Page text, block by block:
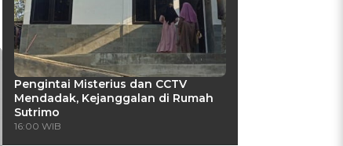
Pengintai Misterius dan CCTV
Mendadak, Kejanggalan di Rumah
Sutrimo
16:00 WIB